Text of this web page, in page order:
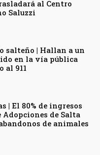
al Centro
Saluzzi
salteño | Hallan a un
en la vía pública
al 911
| El 80% de ingresos
Adopciones de Salta
de animales